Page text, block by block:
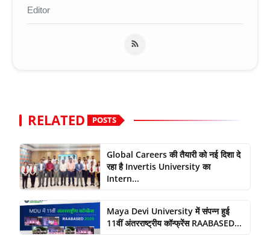
Editor
RELATED POSTS
Global Careers की तैयारी को नई दिशा दे
रहा है Invertis University का
Intern...
Maya Devi University में संपन्न हुई
11वीं अंतरराष्ट्रीय कॉन्फ्रेंस RAABASED...